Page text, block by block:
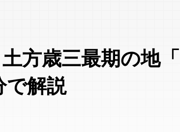
方歳三最期の地
で解説